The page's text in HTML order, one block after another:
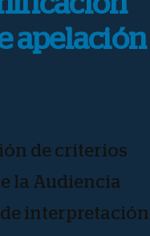
apelación
de criterios
la Audiencia
de interpretación